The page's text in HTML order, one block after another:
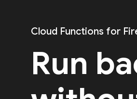
Cloud Functions for
Run